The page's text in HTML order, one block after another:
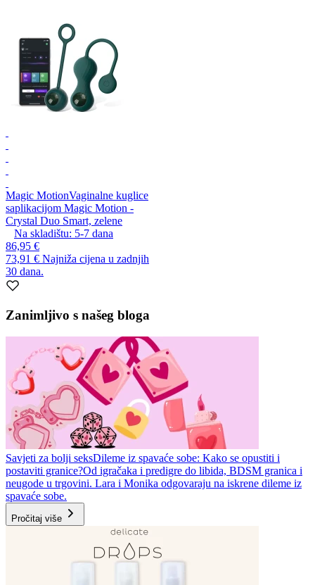
Magic MotionVaginalne kuglice
saplikacijom Magic Motion -
Crystal Duo Smart, zelene
Na skladištu: 5-7 dana
86,95 €
73,91 € Najniža cijena u zadnjih
30 dana.
Zanimljivo s našeg bloga
Savjeti za bolji seksDileme iz spavaće sobe: Kako se opustiti i
postaviti granice?Od igračaka i predigre do libida, BDSM granica i
neugode u trgovini. Lara i Monika odgovaraju na iskrene dileme iz
spavaće sobe.
Pročitaj više